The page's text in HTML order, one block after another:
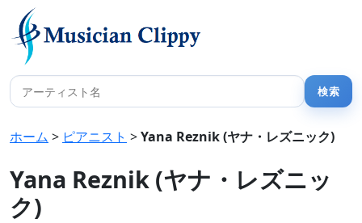
ホーム > ピアニスト >Yana Reznik (ヤナ・レズニック)
Yana Reznik (ヤナ・レズニッ
ク)